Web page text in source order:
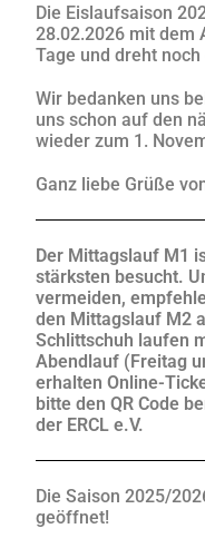
Die Eislaufsaison
28.02.2026 mit dem
Tage und dreht
Wir bedanken uns
uns schon auf den
wieder zum 1.
Ganz liebe Grüße
Der Mittagslauf M1
stärksten besucht.
vermeiden,
den Mittagslauf M2
Schlittschuh laufen
Abendlauf (Freitag
erhalten Online-
bitte den QR Code
der ERCL e.V.
Die Saison 2025/
geöffnet!